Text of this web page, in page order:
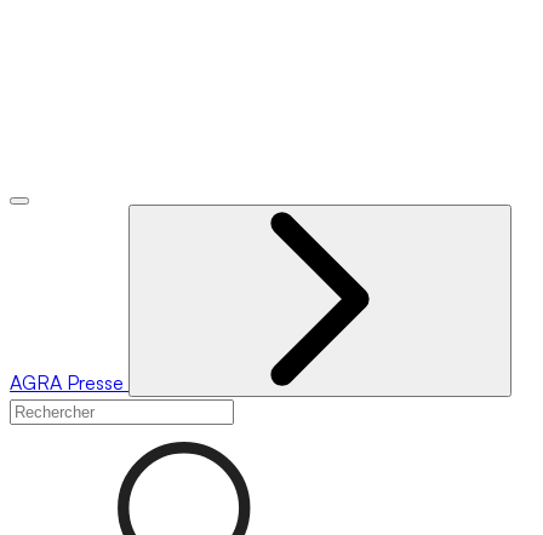
AGRA Presse